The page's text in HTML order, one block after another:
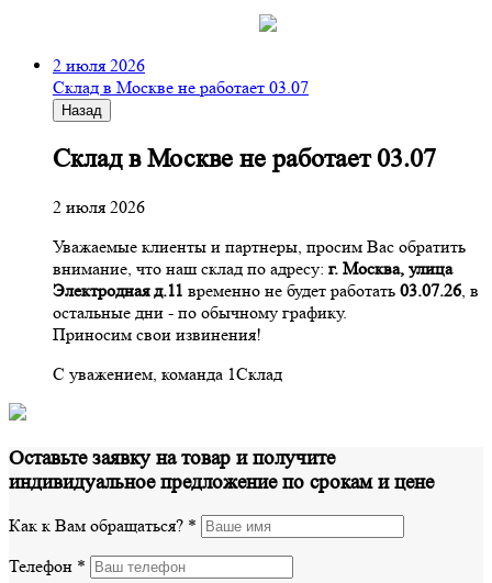
2 июля 2026
Склад в Москве не работает 03.07
Назад
Склад в Москве не работает 03.07
2 июля 2026
Уважаемые клиенты и партнеры, просим Вас обратить
внимание, что наш склад по адресу: г. Москва, улица
Электродная д.11 временно не будет работать 03.07.26, в
остальные дни - по обычному графику.
Приносим свои извинения!
С уважением, команда 1Склад
Оставьте заявку на товар и получите
индивидуальное предложение по срокам и цене
Как к Вам обращаться? *
Телефон *